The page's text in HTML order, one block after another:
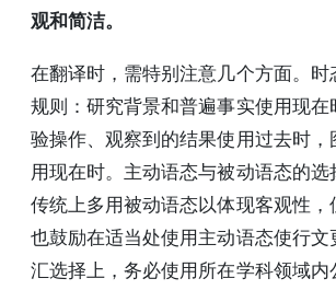
观和简洁。
在翻译时，需特别注意几个方面。时
规则：研究背景和普遍事实使用现在
验操作、观察到的结果使用过去时，
用现在时。主动语态与被动语态的选
传统上多用被动语态以体现客观性，
也鼓励在适当处使用主动语态使行文
汇选择上，务必使用所在学科领域内